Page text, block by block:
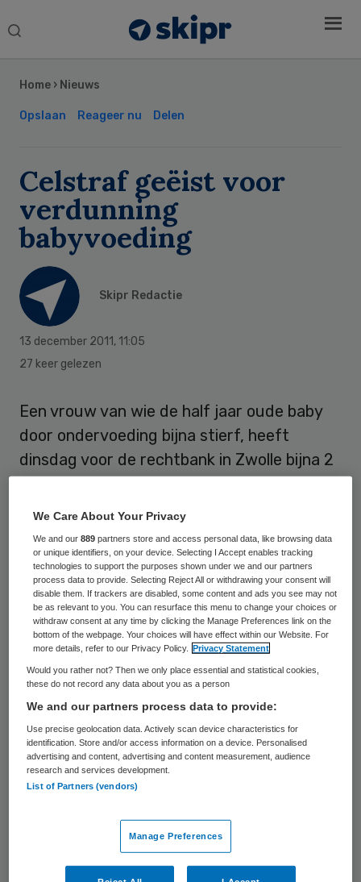
Search
Home › Nieuws
Opslaan Reageer nu Delen
Celstraf geëist voor
verdunning
babyvoeding
Skipr Redactie
13 december 2011, 11:05
27 keer gelezen
Een vrouw van wie de half jaar oude baby
door ondervoeding bijna stierf, heeft
dinsdag voor de rechtbank in Zwolle bijna 2
eisen. Het Openbaar Ministerie (OM)
verdenkt de 34-jarige Brenda L. van poging
tot doodslag.
UMCG
De moeder heeft volgens het Openbaar
Ministerie in hetUniversitair Medisch
Centrum Groningen
de voeding van het kind
verdund.
De baby stierf daardoor bijna
ondervoeding. Nadat het kind van de
moeder was gescheiden, begon ze weer te
groeien, aldus de officier van justitie.
Ernstige ondervoeding
Sidebar
We Care About Your Privacy
We and our889 partners store and access personal data, like browsing data
or unique identifiers, on your device. Selecting I Accept enables tracking
technologies to support the purposes shown under we and our partners
process data to provide. Selecting Reject All or withdrawing your consent will
disable them. If trackers are disabled, some content and ads you see may not
be as relevant to you. You can resurface this menu to change your choices or
withdraw consent at any time by clicking the Manage Preferences link on the
bottom of the webpage. Your choices will have effect within our Website. For
more details, refer to our Privacy Policy.
Privacy Statement
Would you rather not? Then we only place essential and statistical cookies,
these do not record any data about you as a person
We and our partners process data to provide:
Use precise geolocation data. Actively scan device characteristics for
identification. Store and/or access information on a device. Personalised
advertising and content, advertising and content measurement, audience
research and services development.
List of Partners (vendors)
Manage Preferences